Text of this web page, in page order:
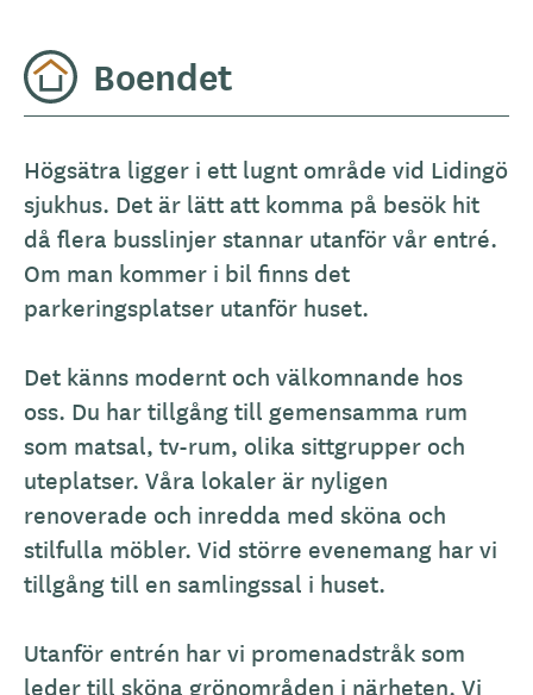
Boendet
A
l
l
m
ä
b
e
s
k
r
i
v
i
n
Högsätra ligger i ett lugnt område vid Lidingö
sjukhus. Det är lätt att komma på besök hit
då flera busslinjer stannar utanför vår entré.
Om man kommer i bil finns det
parkeringsplatser utanför huset.
Det känns modernt och välkomnande hos
oss. Du har tillgång till gemensamma rum
som matsal, tv-rum, olika sittgrupper och
uteplatser. Våra lokaler är nyligen
renoverade och inredda med sköna och
stilfulla möbler. Vid större evenemang har vi
tillgång till en samlingssal i huset.
Utanför entrén har vi promenadstråk som
leder till sköna grönområden i närheten. Vi